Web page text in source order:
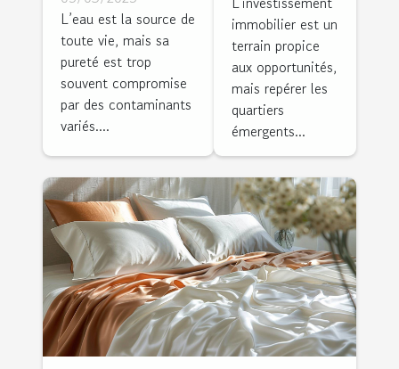
purification
de l'eau à la
maison
L’eau est la source de
toute vie, mais sa
pureté est trop
souvent compromise
par des contaminants
variés....
dans des
quartiers
émergents
immobilier est un
terrain propice
aux opportunités,
mais repérer les
quartiers
émergents...